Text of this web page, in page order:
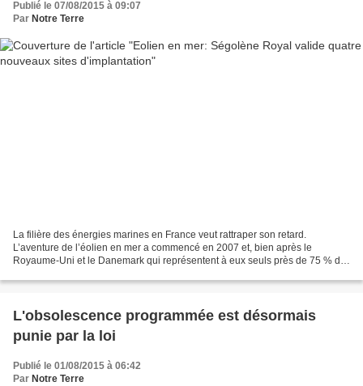
Publié le 07/08/2015 à 09:07
Par Notre Terre
La filière des énergies marines en France veut rattraper son retard.
L’aventure de l’éolien en mer a commencé en 2007 et, bien après le
Royaume-Uni et le Danemark qui représentent à eux seuls près de 75 % de
L'obsolescence programmée est désormais
punie par la loi
Publié le 01/08/2015 à 06:42
Par Notre Terre